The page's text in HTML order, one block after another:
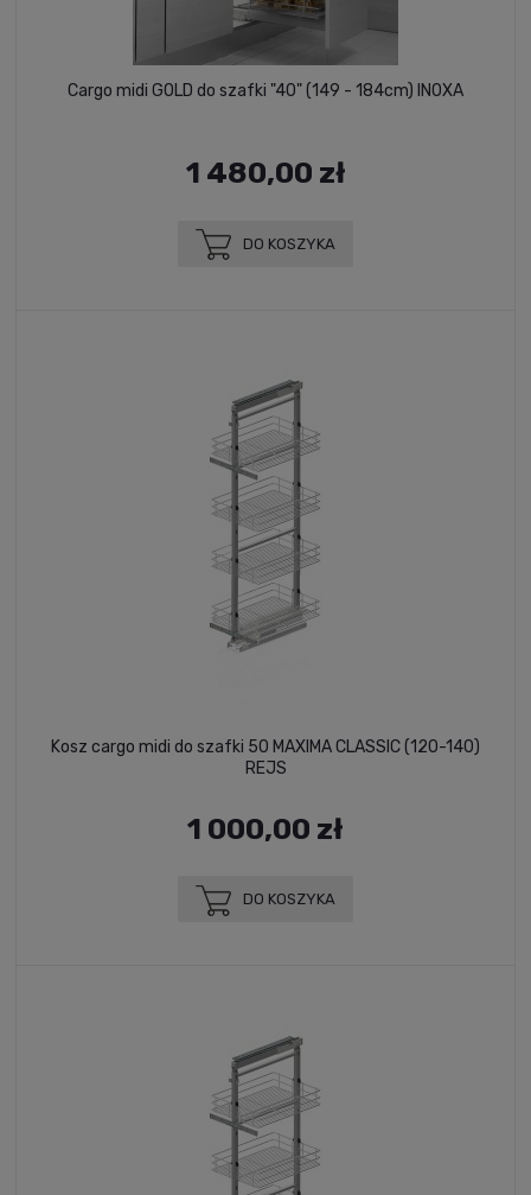
Cargo midi GOLD do szafki "40" (149 - 184cm) INOXA
1 480,00 zł
DO KOSZYKA
Kosz cargo midi do szafki 50 MAXIMA CLASSIC (120-140)
REJS
1 000,00 zł
DO KOSZYKA